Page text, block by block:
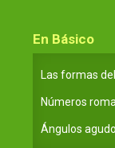
En Básico
Las formas
Números
Ángulos